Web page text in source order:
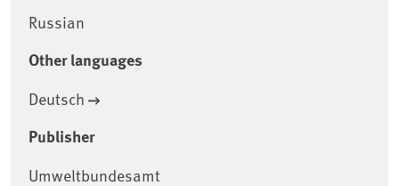
Russian
Other languages
Deutsch
Publisher
Umweltbundesamt